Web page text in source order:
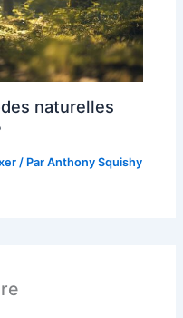
naturelles
/ ParAnthony Squishy